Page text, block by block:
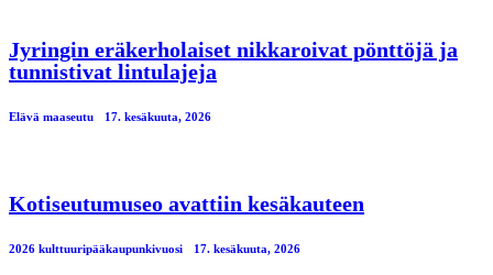
Jyringin eräkerholaiset nikkaroivat pönttöjä ja
tunnistivat lintulajeja
Elävä maaseutu 17. kesäkuuta, 2026
Kotiseutumuseo avattiin kesäkauteen
2026 kulttuuripääkaupunkivuosi 17. kesäkuuta, 2026